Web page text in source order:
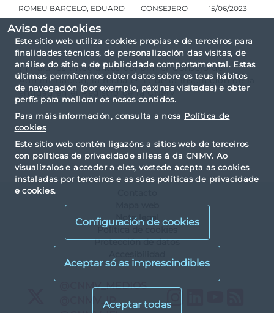
Aviso de cookies
Este sitio web utiliza cookies propias e de terceiros para
finalidades técnicas, de personalización das visitas, de
análise do sitio e de publicidade comportamental. Estas
últimas permítennos obter datos sobre os teus hábitos
de navegación (por exemplo, páxinas visitadas) e obter
perfís para mellorar os nosos contidos.
Para máis información, consulta a nosa Política de
cookies
Este sitio web contén ligazóns a sitios web de terceiros
con políticas de privacidade alleas á da CNMV. Ao
visualizalos e acceder a eles, vostede acepta as cookies
instaladas por terceiros e as súas políticas de privacidade
e cookies.
Configuración de cookies
ROMEU BARCELO, EDUARD CONSEJERO 15/06/2023
(*) Para los integrantes del primer Consejo de
Administración, la fecha es la de la inscripción de la
entidad en el Registro de la CNMV.
Mapa web
Nota legal
Política de cookies
Protección de datos
X@CNMV_MEDIOS
@CNMV_IP